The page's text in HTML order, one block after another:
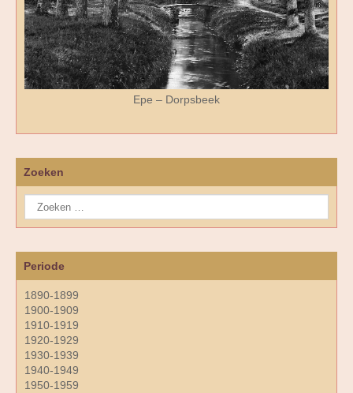
Epe – Dorpsbeek
Zoeken
Periode
1890-1899
1900-1909
1910-1919
1920-1929
1930-1939
1940-1949
1950-1959